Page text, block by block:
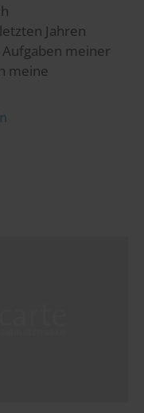
Jahren
meiner
meine